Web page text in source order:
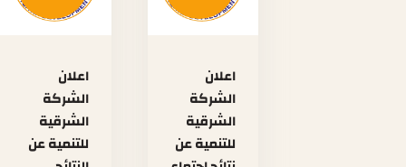
اعلان
الشركة
الشرقية
للتنمية عن
اعلان
الشركة
الشرقية
للتنمية عن